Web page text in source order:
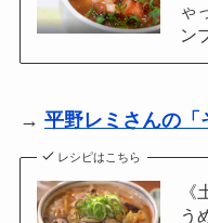
ゃ
ン
→ 平野レミさんの「
レシピはこちら
う